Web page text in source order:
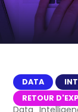
DATA
RETOUR